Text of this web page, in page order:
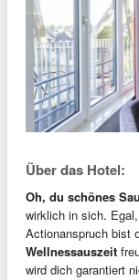
Über das Hotel:
Oh, du schönes
wirklich in sich.
Actionanspruch bist
Wellnessauszeit
wird dich garantiert